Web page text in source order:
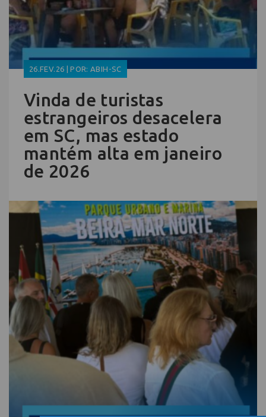
26.FEV.26 | POR: ABIH-SC
Vinda de turistas
estrangeiros desacelera
em SC, mas estado
mantém alta em janeiro
de 2026